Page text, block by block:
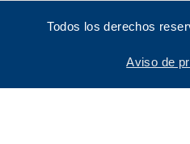
Todos los derechos
Aviso de